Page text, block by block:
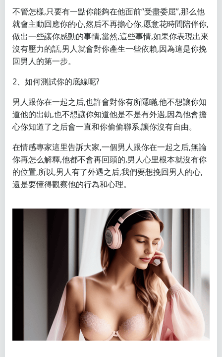
不管怎樣,只要有一點你能夠在他面前“受盡委屈”,那么他
就會主動回應你的心,然后不再擔心你,愿意花時間陪伴你,
做出一些讓你感動的事情,當然,這些事情,如果你表現出來
沒有壓力的話,男人就會對你產生一些依賴,因為這是你挽
回男人的第一步。
2、如何測試你的底線呢?
男人跟你在一起之后,也許會對你有所隱瞞,他不想讓你知
道他的出軌,也不想讓你知道他是不是有外遇,因為他會擔
心你知道了之后會一直和你偷偷聯系,讓你沒有自由。
在情感專家這里告訴大家,一個男人跟你在一起之后,無論
你再怎么解釋,他都不會再回頭的,男人心里根本就沒有你
的位置,所以,男人有了外遇之后,我們要想挽回男人的心,
還是要懂得觀察他的行為和心理。